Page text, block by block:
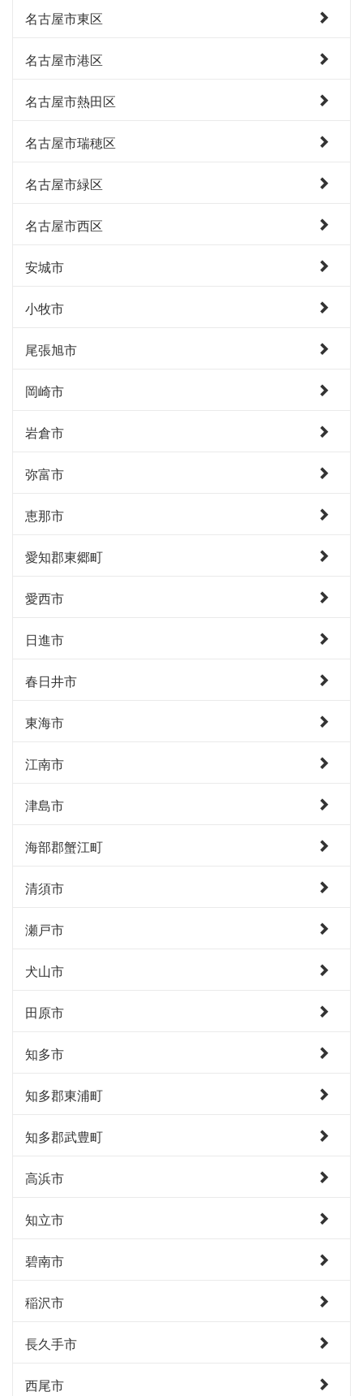
名古屋市東区
名古屋市港区
名古屋市熱田区
名古屋市瑞穂区
名古屋市緑区
名古屋市西区
安城市
小牧市
尾張旭市
岡崎市
岩倉市
弥富市
恵那市
愛知郡東郷町
愛西市
日進市
春日井市
東海市
江南市
津島市
海部郡蟹江町
清須市
瀬戸市
犬山市
田原市
知多市
知多郡東浦町
知多郡武豊町
高浜市
知立市
碧南市
稲沢市
長久手市
西尾市